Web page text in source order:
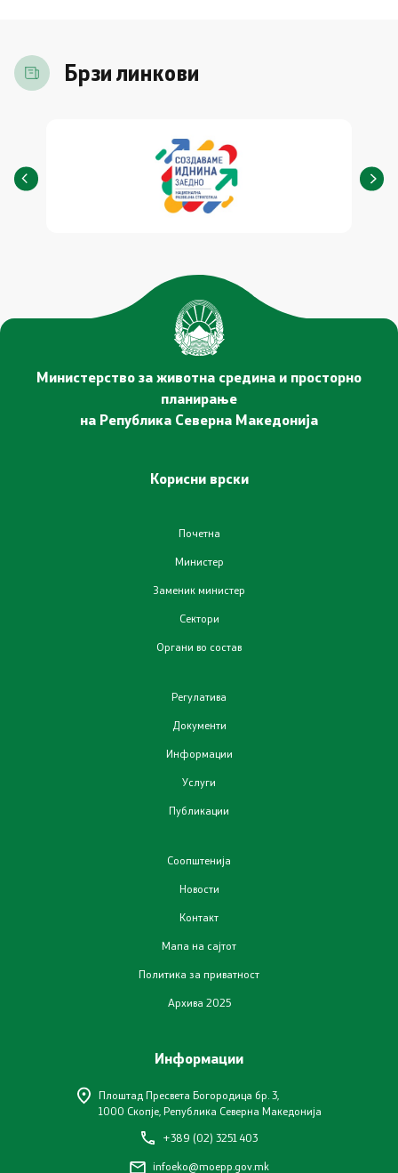
Брзи линкови
Министерство за животна средина и просторно
планирање
на Република Северна Македонија
Корисни врски
Почетна
Министер
Заменик министер
Сектори
Органи во состав
Регулатива
Документи
Информации
Услуги
Публикации
Соопштенија
Новости
Контакт
Мапа на сајтот
Политика за приватност
Архива 2025
Информации
Плоштад Пресвета Богородица бр. 3,
1000 Скопје, Република Северна Македонија
+389 (02) 3251 403
infoeko@moepp.gov.mk